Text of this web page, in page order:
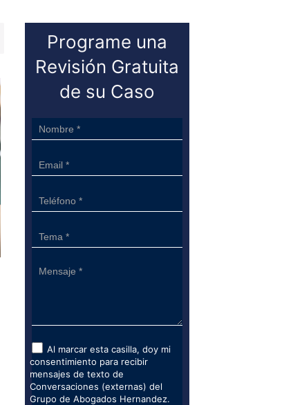
Programe una
Revisión Gratuita
de su Caso
Sidebar
Form
Al marcar esta casilla, doy mi
consentimiento para recibir
mensajes de texto de
Conversaciones (externas) del
Grupo de Abogados Hernandez.